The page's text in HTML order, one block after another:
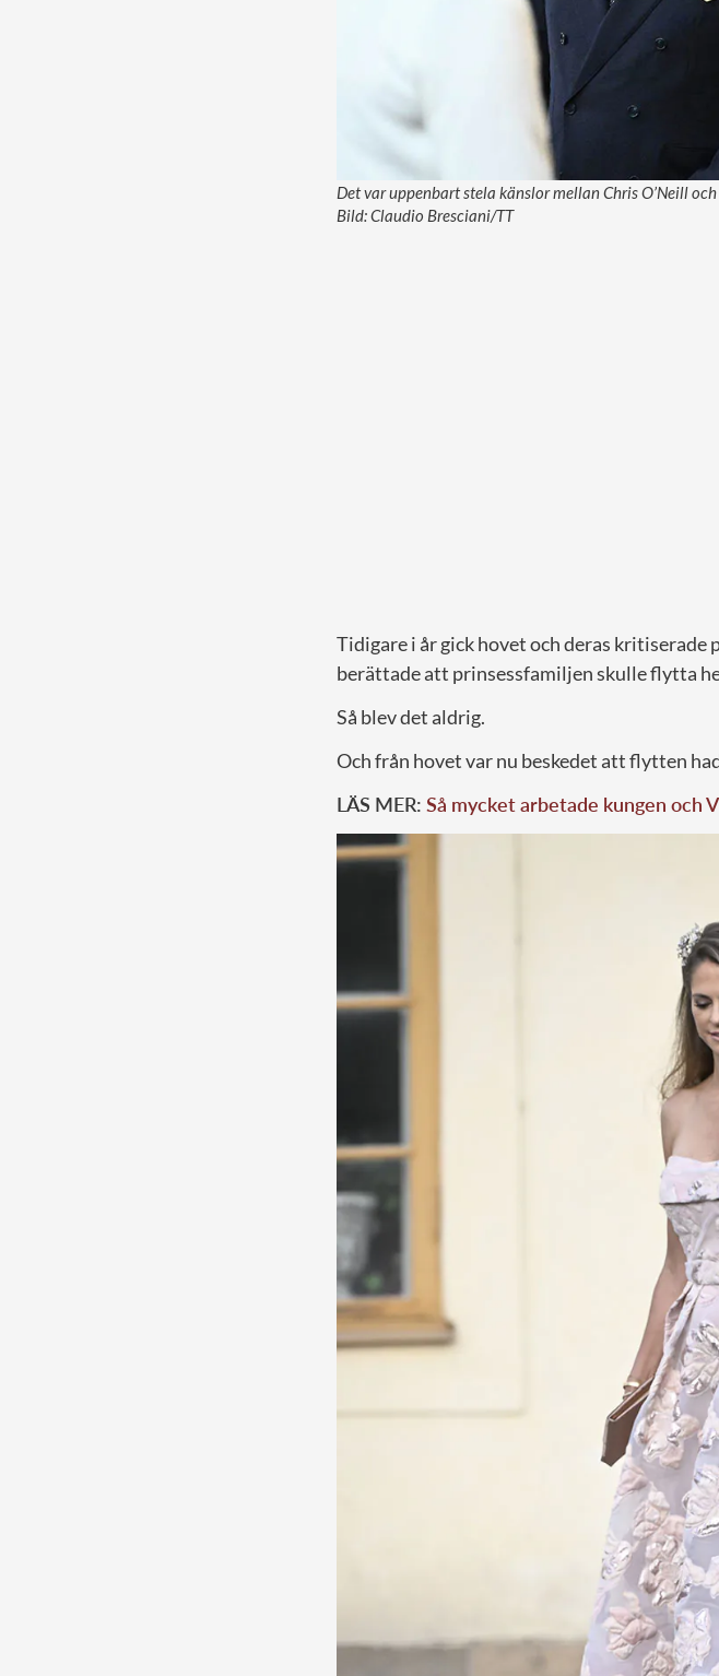
Det var uppenbart stela känslor mellan Chris O’Neill
Bild: Claudio Bresciani/TT
Tidigare i år gick hovet och deras kritiserade
berättade att prinsessfamiljen skulle flytta
Så blev det aldrig.
Och från hovet var nu beskedet att flytten
LÄS MER: Så mycket arbetade kungen och